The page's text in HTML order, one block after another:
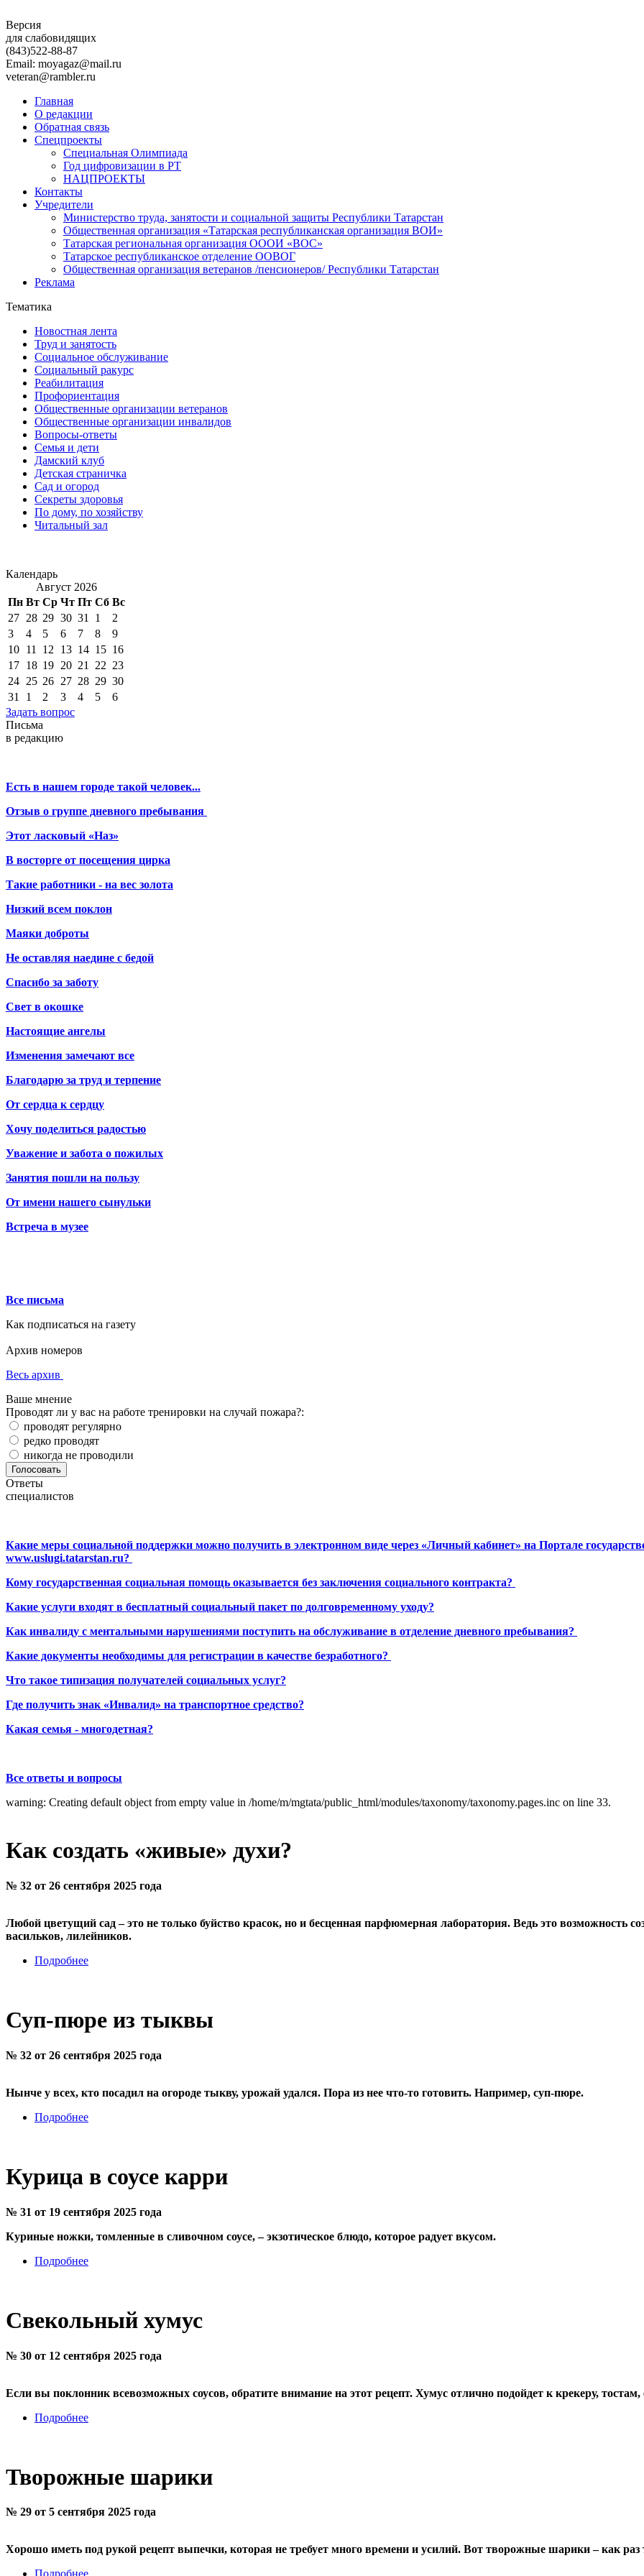
Версия
для слабовидящих
(843)522-88-87
Email: moyagaz@mail.ru
veteran@rambler.ru
Главная
О редакции
Обратная связь
Спецпроекты
Специальная Олимпиада
Год цифровизации в РТ
НАЦПРОЕКТЫ
Контакты
Учредители
Министерство труда, занятости и социальной защиты Республики Татарстан
Общественная организация «Татарская республиканская организация ВОИ»
Татарская региональная организация ОООИ «ВОС»
Татарское республиканское отделение ООВОГ
Общественная организация ветеранов /пенсионеров/ Республики Татарстан
Реклама
Тематика
Новостная лента
Труд и занятость
Социальное обслуживание
Социальный ракурс
Реабилитация
Профориентация
Общественные организации ветеранов
Общественные организации инвалидов
Вопросы-ответы
Семья и дети
Дамский клуб
Детская страничка
Сад и огород
Секреты здоровья
По дому, по хозяйству
Читальный зал
Календарь
Август 2026
Пн Вт Ср Чт Пт Сб Вс
27 28 29 30 31 1
2
3
4 5 6 7 8
9
10 11 12 13 14 15 16
17 18 19 20 21 22 23
24 25 26 27 28 29 30
31
1 2 3 4 5
6
Задать вопрос
Письма
в редакцию
Есть в нашем городе такой человек...
Отзыв о группе дневного пребывания
Этот ласковый «Наз»
В восторге от посещения цирка
Такие работники - на вес золота
Низкий всем поклон
Маяки доброты
Не оставляя наедине с бедой
Спасибо за заботу
Свет в окошке
Настоящие ангелы
Изменения замечают все
Благодарю за труд и терпение
От сердца к сердцу
Хочу поделиться радостью
Уважение и забота о пожилых
Занятия пошли на пользу
От имени нашего сынульки
Встреча в музее
Все письма
Как подписаться на газету
Архив номеров
Весь архив
Ваше мнение
Проводят ли у вас на работе тренировки на случай пожара?:
проводят регулярно
редко проводят
никогда не проводили
Ответы
специалистов
Какие меры социальной поддержки можно получить в электронном виде через «Личный кабинет» на Портале
www.uslugi.tatarstan.ru?
Кому государственная социальная помощь оказывается без заключения социального контракта?
Какие услуги входят в бесплатный социальный пакет по долговременному уходу?
Как инвалиду с ментальными нарушениями поступить на обслуживание в отделение дневного пребывания?
Какие документы необходимы для регистрации в качестве безработного?
Что такое типизация получателей социальных услуг?
Где получить знак «Инвалид» на транспортное средство?
Какая семья - многодетная?
Все ответы и вопросы
warning: Creating default object from empty value in /home/m/mgtata/public_html/modules/taxonomy/taxonomy.pages.inc on line 33.
Как создать «живые» духи?
№ 32 от 26 сентября 2025 года
Любой цветущий сад – это не только буйство красок, но и бесценная парфюмерная лаборатория. Ведь это возможность
васильков, лилейников.
Подробнее
Суп-пюре из тыквы
№ 32 от 26 сентября 2025 года
Нынче у всех, кто посадил на огороде тыкву, урожай удался. Пора из нее что-то готовить. Например, суп-пюре.
Подробнее
Курица в соусе карри
№ 31 от 19 сентября 2025 года
Куриные ножки, томленные в сливочном соусе, – экзотическое блюдо, которое радует вкусом.
Подробнее
Свекольный хумус
№ 30 от 12 сентября 2025 года
Если вы поклонник всевозможных соусов, обратите внимание на этот рецепт. Хумус отлично подойдет к крекеру, тостам,
Подробнее
Творожные шарики
№ 29 от 5 сентября 2025 года
Хорошо иметь под рукой рецепт выпечки, которая не требует много времени и усилий. Вот творожные шарики – как раз